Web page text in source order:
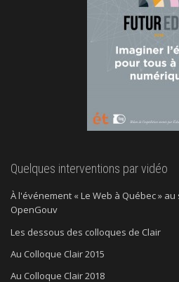
Quelques interventions par vidéo
À l'événement « Le Web à Québec »
OpenGouv
Les dessous des colloques de Clair
Au Colloque Clair 2015
Au Colloque Clair 2018